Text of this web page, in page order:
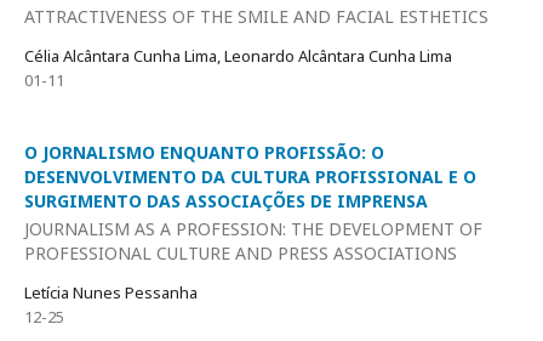
ATTRACTIVENESS OF THE SMILE AND FACIAL ESTHETICS
Célia Alcântara Cunha Lima, Leonardo Alcântara Cunha Lima
01-11
O JORNALISMO ENQUANTO PROFISSÃO: O
DESENVOLVIMENTO DA CULTURA PROFISSIONAL E O
SURGIMENTO DAS ASSOCIAÇÕES DE IMPRENSA
JOURNALISM AS A PROFESSION: THE DEVELOPMENT OF
PROFESSIONAL CULTURE AND PRESS ASSOCIATIONS
Letícia Nunes Pessanha
12-25